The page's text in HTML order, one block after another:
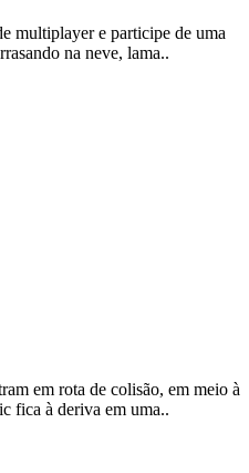
multiplayer e participe de uma
na neve, lama..
em rota de colisão, em meio à
fica à deriva em uma..